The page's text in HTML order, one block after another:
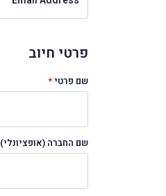
פרטי חיוב‫
שם פרטי*
שם החברה (אופציונלי)